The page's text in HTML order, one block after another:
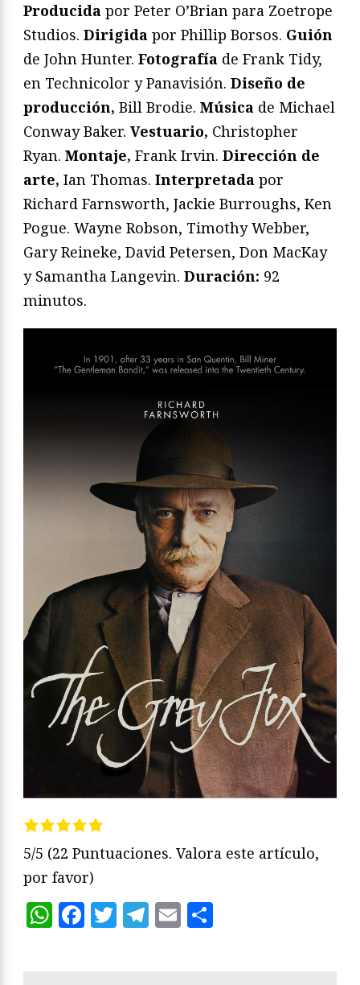
Producida por Peter O’Brian para Zoetrope
Studios. Dirigida por Phillip Borsos. Guión
de John Hunter. Fotografía de Frank Tidy,
en Technicolor y Panavisión. Diseño de
producción, Bill Brodie. Música de Michael
Conway Baker. Vestuario, Christopher
Ryan. Montaje, Frank Irvin. Dirección de
arte, Ian Thomas. Interpretada por
Richard Farnsworth, Jackie Burroughs, Ken
Pogue. Wayne Robson, Timothy Webber,
Gary Reineke, David Petersen, Don MacKay
y Samantha Langevin. Duración: 92
minutos.
5/5 (22 Puntuaciones. Valora este artículo,
por favor)
WhatsApp
Facebook
Twitter
Telegram
Email